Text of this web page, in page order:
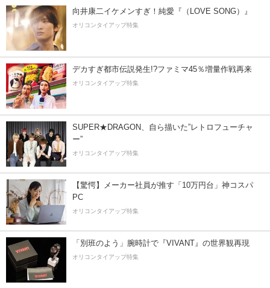
向井康二イケメンすぎ！純愛『（LOVE SONG）』
オリコンタイアップ特集
デカすぎ都市伝説発生!?ファミマ45％増量作戦再来
オリコンタイアップ特集
SUPER★DRAGON、自ら描いた”レトロフューチャ
ー”
オリコンタイアップ特集
【驚愕】メーカー社員が推す「10万円台」神コスパ
PC
オリコンタイアップ特集
「別班のよう」腕時計で『VIVANT』の世界観再現
オリコンタイアップ特集